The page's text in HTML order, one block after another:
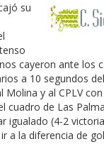
su
cayeron ante los
a 10 segundos
Molina y al CPLV
cuadro de Las
igualado (4-2
a la diferencia de